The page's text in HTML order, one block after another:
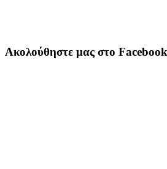
Ακολούθηστε μας στο Facebook